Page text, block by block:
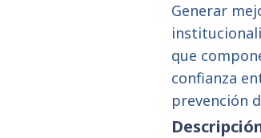
Generar
que
confianza
prevención